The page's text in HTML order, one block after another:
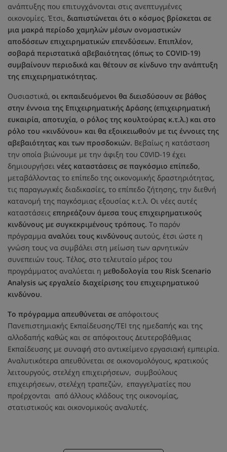
ανάπτυξης που επιτυγχάνονται στις ανεπτυγμένες
οικονομίες. Έτσι, διαπιστώνεται ότι ο κόσμος βρίσκεται σε
μια μακρά περίοδο χαμηλών μέσων ονομαστικών
αποδόσεων επιχειρηματικών επενδύσεων. Επιπλέον,
σοβαρά περιστατικά αβεβαιότητας (όπως το COVID-19)
συμβαίνουν περιοδικά και θέτουν σε κίνδυνο την ανάπτυξη
της επιχειρηματικότητας.
Ουσιαστικά, οι εκπαιδευόμενοι θα διεισδύσουν σε βάθος
στην έννοια της Επιχειρηματικής Δράσης (επιχειρηματική
ευκαιρία, αποτυχία, ο ρόλος της κουλτούρας κ.τ.λ.) και στο
ρόλο του «κινδύνου» και θα εξοικειωθούν με τις έννοιες της
αβεβαιότητας και των προσδοκιών. Βεβαίως η κατάσταση
την οποία βιώνουμε με την άφιξη του C0VID-19 έχει
δημιουργήσει νέες καταστάσεις σε παγκόσμιο επίπεδο,
μεταβάλλοντας το επίπεδο της οικονομικής δραστηριότητας,
τις παραγωγικές διαδικασίες, το επίπεδο ζήτησης, την διεθνή
κατανομή της παγκόσμιας εξουσίας κ.τ.λ. Οι νέες αυτές
καταστάσεις επηρεάζουν άμεσα τους επιχειρηματικούς
κινδύνους με συγκεκριμένους τρόπους. Το παρόν
πρόγραμμα αναλύει τους κινδύνους αυτούς, έτσι ώστε η
γνώση τους να συμβάλει στη μείωση των αρνητικών
συνεπειών τους. Τέλος, στο τελευταίο μέρος του
προγράμματος αναλύεται η μεθοδολογία του Risk Scenario
Analysis ως εργαλείο διαχείρισης του επιχειρηματικού
κινδύνου.
Το πρόγραμμα απευθύνεται σε απόφοιτους
Πανεπιστημιακής Εκπαίδευσης/ΤΕΙ της ημεδαπής και της
αλλοδαπής καθώς και σε απόφοιτους Δευτεροβάθμιας
Εκπαίδευσης με συναφή στο αντικείμενο εργασιακή εμπειρία.
Αναλυτικότερα απευθύνεται σε οικονομολόγους, κρατικούς
λειτουργούς, στελέχη επιχειρήσεων, συμβούλους
επιχειρήσεων, στελέχη τραπεζών, επαγγελματίες που
προέρχονται από άλλους κλάδους της οικονομίας,
στατιστικούς και οικονομικούς αναλυτές.